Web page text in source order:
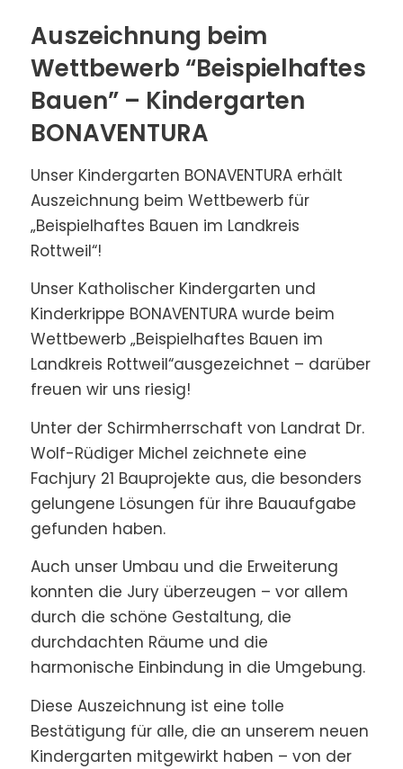
Auszeichnung beim
Wettbewerb “Beispielhaftes
Bauen” – Kindergarten
BONAVENTURA
Unser Kindergarten BONAVENTURA erhält
Auszeichnung beim Wettbewerb für
„Beispielhaftes Bauen im Landkreis
Rottweil“!
Unser Katholischer Kindergarten und
Kinderkrippe BONAVENTURA wurde beim
Wettbewerb „Beispielhaftes Bauen im
Landkreis Rottweil“ausgezeichnet – darüber
freuen wir uns riesig!
Unter der Schirmherrschaft von Landrat Dr.
Wolf-Rüdiger Michel zeichnete eine
Fachjury 21 Bauprojekte aus, die besonders
gelungene Lösungen für ihre Bauaufgabe
gefunden haben.
Auch unser Umbau und die Erweiterung
konnten die Jury überzeugen – vor allem
durch die schöne Gestaltung, die
durchdachten Räume und die
harmonische Einbindung in die Umgebung.
Diese Auszeichnung ist eine tolle
Bestätigung für alle, die an unserem neuen
Kindergarten mitgewirkt haben – von der